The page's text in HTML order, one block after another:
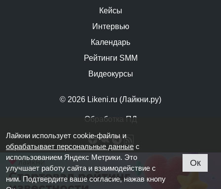
© 2026 Likeni.ru (Лайкни.ру)
Обработка ПД
Кейсы
Интервью
Календарь
Рейтинги SMM
Видеокурсы
Лайкни использует cookie-файлы и
обрабатывает персональные данные с
использованием Яндекс Метрики. Это
улучшает работу сайта и взаимодействие с
ним. Подтвердите ваше согласие, нажав кнопу
Ок